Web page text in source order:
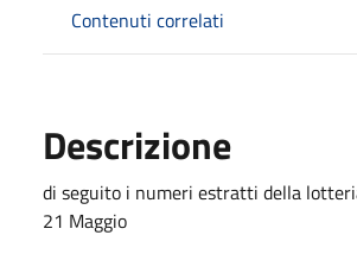
Contenuti correlati
Descrizione
di seguito i numeri estratti della
21 Maggio